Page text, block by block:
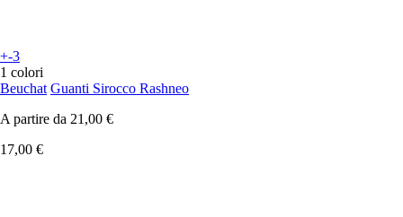
+-3
1 colori
Beuchat Guanti Sirocco Rashneo
A partire da 21,00 €
17,00 €